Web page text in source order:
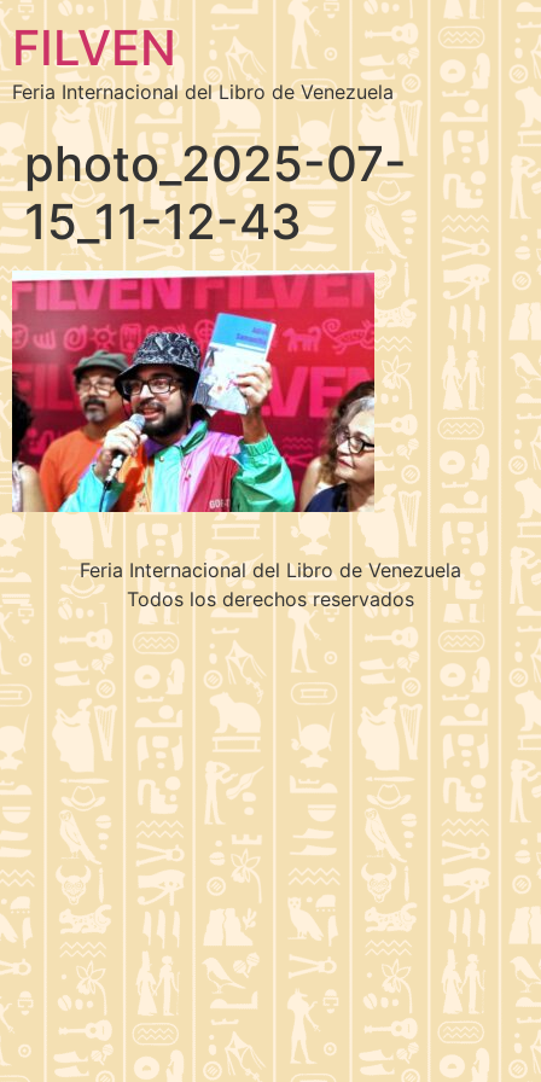
FILVEN
Feria Internacional del Libro de Venezuela
photo_2025-07-
15_11-12-43
Feria Internacional del Libro de Venezuela
Todos los derechos reservados